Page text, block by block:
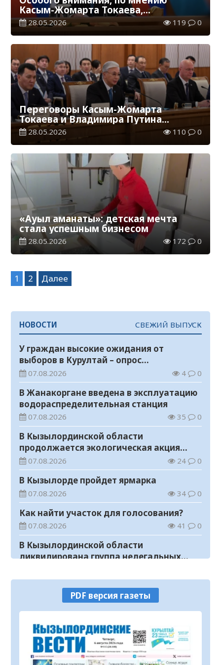
Касым-Жомарта Токаева,
заслуживает сотрудничество в
культурно-гуманитарной сфере
28.05.2026 119 0
Переговоры Касым-Жомарта
Токаева и Владимира Путина
продолжились в расширенном
составе с участием членов
официальных делегаций
28.05.2026 110 0
«Ауыл аманаты»: детская мечта
стала успешным бизнесом
28.05.2026 172 0
Навигация
записям
1 2 Далее
НОВОСТИ СВЕЖИЙ ВЫПУСК
У граждан высокие ожидания от
выборов в Курултай – опрос
общественного мнения
07.08.2026 4 0
В Жанакоргане введена в эксплуатацию
водораспределительная станция
07.08.2026 35 0
В Кызылординской области
продолжается экологическая акция
«Таза Қазақстан»
07.08.2026 24 0
В Кызылорде пройдет ярмарка
07.08.2026 34 0
Как найти участок для голосования?
07.08.2026 41 0
В Кызылординской области
ликвидирована группа нелегальных
Аким области ознакомился с работой
племенного хозяйства в
Жанакорганском районе
07.08.2026 54 0
В Кызылординской области пройдут
мероприятия, посвященные
Международному дню молодежи
07.08.2026 30
PDF версия газеты